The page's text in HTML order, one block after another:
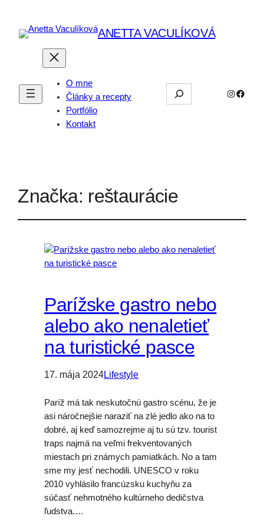
ANETTA VACULÍKOVÁ
O mne
Články a recepty
Portfólio
Kontakt
Hľadať
Značka: reštaurácie
Parížske gastro nebo
alebo ako nenaletieť
na turistické pasce
17. mája 2024Lifestyle
Paríž má tak neskutočnú gastro scénu, že je
asi náročnejšie naraziť na zlé jedlo ako na to
dobré, aj keď samozrejme aj tu sú tzv. tourist
traps najmä na veľmi frekventovaných
miestach pri známych pamiatkách. No a tam
sme my jesť nechodili. UNESCO v roku
2010 vyhlásilo francúzsku kuchyňu za
súčasť nehmotného kultúrneho dedičstva
ľudstva.…